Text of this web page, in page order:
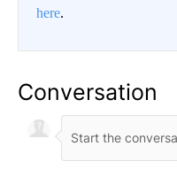
here.
Conversation